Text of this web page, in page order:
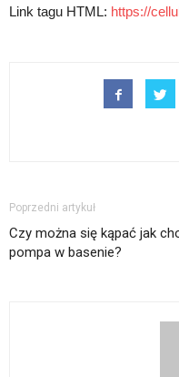
Link tagu HTML: https://
Poprzedni artykuł
Czy można się kąpać jak
pompa w basenie?